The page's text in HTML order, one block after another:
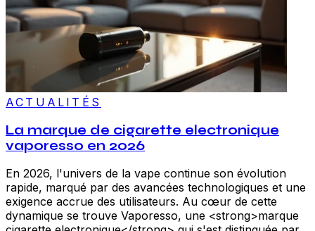
ACTUALITÉS
La marque de cigarette electronique
vaporesso en 2026
En 2026, l'univers de la vape continue son évolution
rapide, marqué par des avancées technologiques et une
exigence accrue des utilisateurs. Au cœur de cette
dynamique se trouve Vaporesso, une <strong>marque